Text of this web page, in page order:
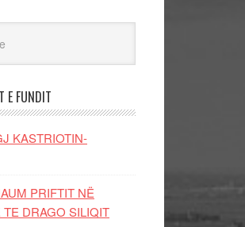
E FUNDIT
KASTRIOTIN-
PRIFTIT NË
DRAGO SILIQIT